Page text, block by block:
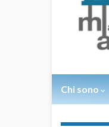
Chi sono